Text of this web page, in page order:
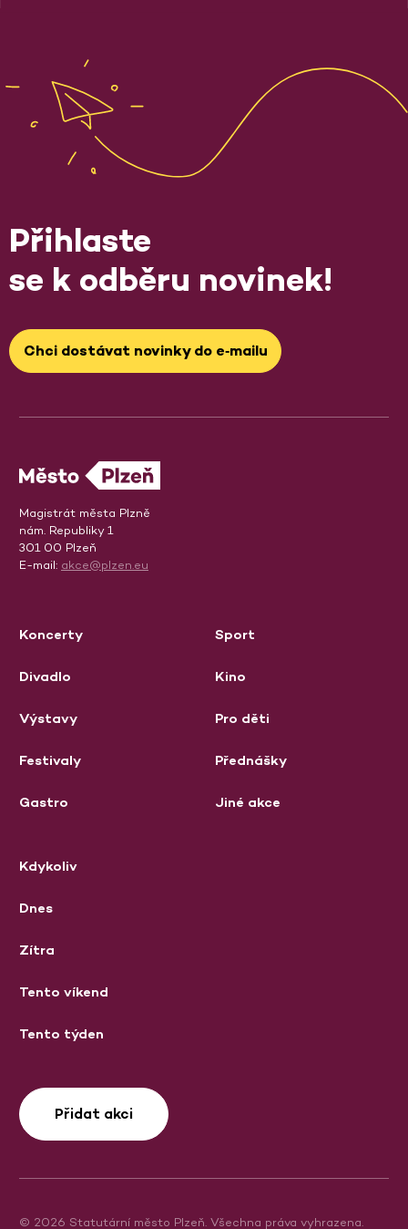
Přihlaste
se k odběru novinek!
Chci dostávat novinky do e‑mailu
Magistrát města Plzně
nám. Republiky 1
301 00 Plzeň
E-mail: akce@plzen.eu
Koncerty
Divadlo
Výstavy
Festivaly
Gastro
Sport
Kino
Pro děti
Přednášky
Jiné akce
Kdykoliv
Dnes
Zítra
Tento víkend
Tento týden
Přidat akci
© 2026 Statutární město Plzeň. Všechna práva vyhrazena.